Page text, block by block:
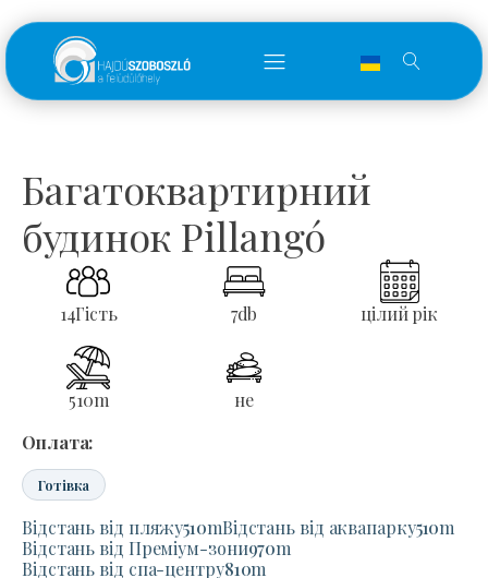
Багатоквартирний
будинок Pillangó
14Гість 7db цілий рік
510m
не
Оплата:
Готівка
Відстань від пляжу510mВідстань від аквапарку510m
Відстань від Преміум-зони970m
Відстань від спа-центру810m